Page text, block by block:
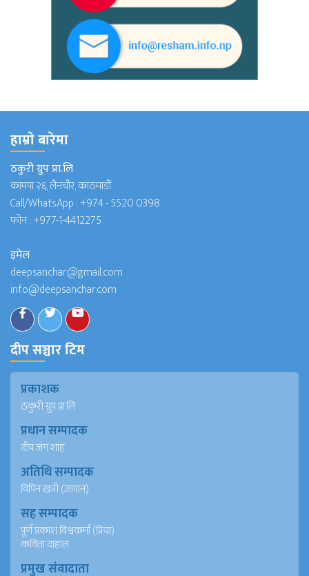
हाम्राे बारेमा
ठकुरी ग्रुप प्रा.लि
कामपा २६, लैनचौर, काठमाडौं
Call/WhatsApp :+974 - 5520 0398
फोन :+977-1-4412275
इमेल
deepsanchar@gmail.com
info@deepsanchar.com
दीप सञ्चार टिम
प्रकाशक
ठकुरी ग्रुप प्रा.लि
प्रधान सम्पादक
दीप जंग शाह
अतिथि सम्पादक
विपिन खत्री (जापान)
सह सम्पादक
पूर्ण प्रकाश विश्वकर्मा (प्रिया)
कविता दाहाल
प्रमुख संवादाता